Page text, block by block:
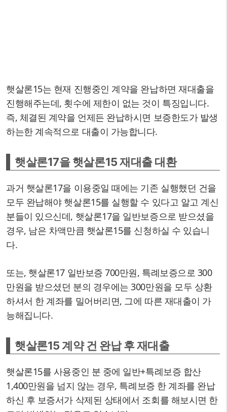
햇살론15는 현재 진행중인 계약을 완납하면 재대출을
진행해주는데, 횟수에 제한이 없는 것이 특징입니다.
즉, 체결된 계약을 언제든 완납하시면 보증한도가 발생
하는한 계속적으로 대출이 가능합니다.
햇살론17을 햇살론15 재대출 대환
과거 햇살론17을 이용중일 때에는 기존 실행했던 건을
모두 완납해야 햇살론15를 실행할 수 있다고 알고 계신
분들이 있으신데, 햇살론17을 일반보증으로 받으셨을
경우, 남은 차액만큼 햇살론15를 신청하실 수 있습니
다.
또는, 햇살론17 일반보증 700만원, 특례보증으로 300
만원을 받으셨던 분의 경우에는 300만원을 모두 상환
하셔서 한 계좌를 밀어버리면, 그에 따른 재대출이 가
능해집니다.
햇살론15 계약 건 완납 후 재대출
햇살론15를 사용중인 분 중에 일반+특례보증 합산
1,400만원을 넘지 않는 경우, 특례보증 한 계좌를 완납
하신 후 보증서가 삭제된 상태에서 조회를 해보시면 한